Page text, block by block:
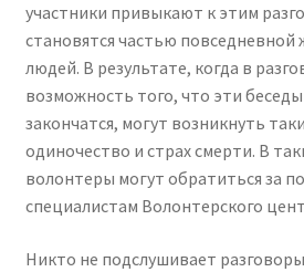
участники привыкают к этим
становятся частью
людей. В результате, когда в
возможность того, что эти
закончатся, могут возникнуть
одиночество и страх смерти. В
волонтеры могут обратиться за
специалистам Волонтерского
Никто не подслушивает